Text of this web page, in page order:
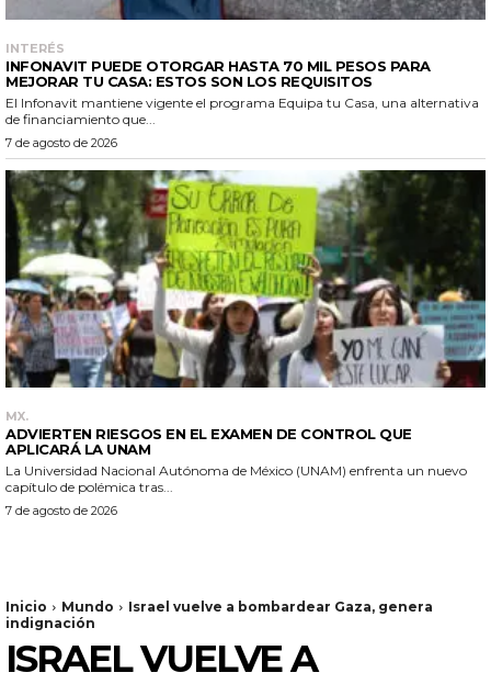
INTERÉS
INFONAVIT PUEDE OTORGAR HASTA 70 MIL PESOS PARA
MEJORAR TU CASA: ESTOS SON LOS REQUISITOS
El Infonavit mantiene vigente el programa Equipa tu Casa, una alternativa
de financiamiento que...
7 de agosto de 2026
MX.
ADVIERTEN RIESGOS EN EL EXAMEN DE CONTROL QUE
APLICARÁ LA UNAM
La Universidad Nacional Autónoma de México (UNAM) enfrenta un nuevo
capítulo de polémica tras...
7 de agosto de 2026